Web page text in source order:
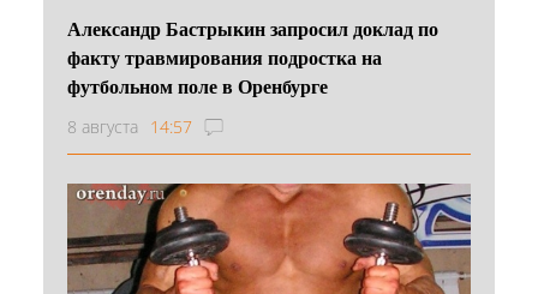
Александр Бастрыкин запросил доклад по
факту травмирования подростка на
футбольном поле в Оренбурге
8 августа 14:57